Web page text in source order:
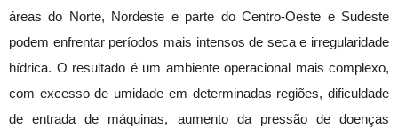
áreas do Norte, Nordeste e parte do Centro-Oeste e Sudeste
podem enfrentar períodos mais intensos de seca e irregularidade
hídrica. O resultado é um ambiente operacional mais complexo,
com excesso de umidade em determinadas regiões, dificuldade
de entrada de máquinas, aumento da pressão de doenças